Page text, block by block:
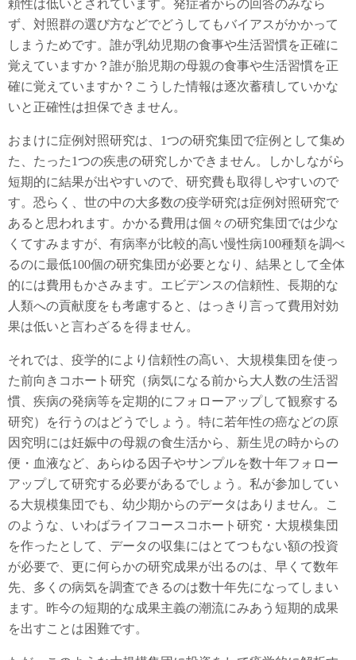
頼性は低いとされています。発症者からの回答のみなら
ず、対照群の選び方などでどうしてもバイアスがかかって
しまうためです。誰が乳幼児期の食事や生活習慣を正確に
覚えていますか？誰が胎児期の母親の食事や生活習慣を正
確に覚えていますか？こうした情報は逐次蓄積していかな
いと正確性は担保できません。
おまけに症例対照研究は、1つの研究集団で症例として集め
た、たった1つの疾患の研究しかできません。しかしながら
短期的に結果が出やすいので、研究費も取得しやすいので
す。恐らく、世の中の大多数の疫学研究は症例対照研究で
あると思われます。かかる費用は個々の研究集団では少な
くてすみますが、有病率が比較的高い慢性病100種類を調べ
るのに最低100個の研究集団が必要となり、結果として全体
的には費用もかさみます。エビデンスの信頼性、長期的な
人類への貢献度をも考慮すると、はっきり言って費用対効
果は低いと言わざるを得ません。
それでは、疫学的により信頼性の高い、大規模集団を使っ
た前向きコホート研究（病気になる前から大人数の生活習
慣、疾病の発病等を定期的にフォローアップして観察する
研究）を行うのはどうでしょう。特に若年性の癌などの原
因究明には妊娠中の母親の食生活から、新生児の時からの
便・血液など、あらゆる因子やサンプルを数十年フォロー
アップして研究する必要があるでしょう。私が参加してい
る大規模集団でも、幼少期からのデータはありません。こ
のような、いわばライフコースコホート研究・大規模集団
を作ったとして、データの収集にはとてつもない額の投資
が必要で、更に何らかの研究成果が出るのは、早くて数年
先、多くの病気を調査できるのは数十年先になってしまい
ます。昨今の短期的な成果主義の潮流にみあう短期的成果
を出すことは困難です。